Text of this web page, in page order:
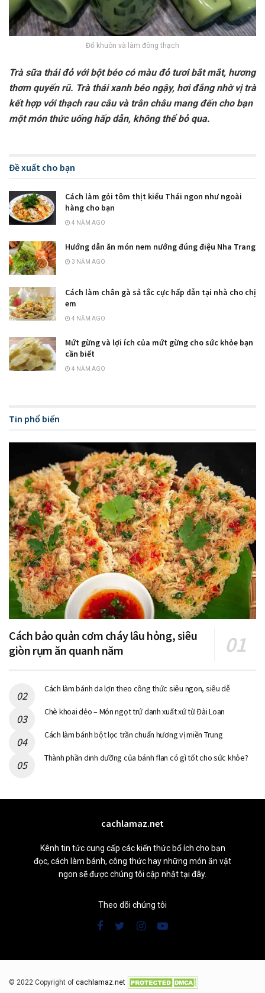
Đổ khuôn và làm đông thạch
Trà sữa thái đỏ với bột béo có màu đỏ tươi bắt mắt, hương
thơm quyến rũ. Trà thái xanh béo ngậy, hơi đắng nhờ vị trà
kết hợp với thạch rau câu và trân châu mang đến cho bạn
một món thức uống hấp dẫn, không thể bỏ qua.
Đề xuất cho bạn
Cách làm gỏi tôm thịt kiểu Thái ngon như ngoài
hàng cho bạn
4 NĂM AGO
Hướng dẫn ăn món nem nướng đúng điệu Nha Trang
3 NĂM AGO
Cách làm chân gà sả tắc cực hấp dẫn tại nhà cho chị
em
4 NĂM AGO
Mứt gừng và lợi ích của mứt gừng cho sức khỏe bạn
cần biết
4 NĂM AGO
Tin phổ biến
Cách bảo quản cơm cháy lâu hỏng, siêu
giòn rụm ăn quanh năm
Cách làm bánh da lợn theo công thức siêu ngon, siêu dễ
Chè khoai dẻo – Món ngọt trứ danh xuất xứ từ Đài Loan
Cách làm bánh bột lọc trần chuẩn hương vị miền Trung
Thành phần dinh dưỡng của bánh flan có gì tốt cho sức khỏe?
cachlamaz.net
Kênh tin tức cung cấp các kiến thức bổ ích cho bạn
đọc, cách làm bánh, công thức hay những món ăn vặt
ngon sẽ được chúng tôi cập nhật tại đây.
Theo dõi chúng tôi
© 2022 Copyright of cachlamaz.net